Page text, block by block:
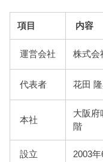
項目 内容
運営会社 株式会
代表者 花田
本社
大阪府
階
設立 2003年